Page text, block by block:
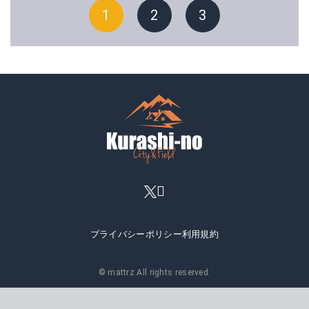
1 2 3
プライバシーポリシー利用規約
© mattrz All rights reserved.